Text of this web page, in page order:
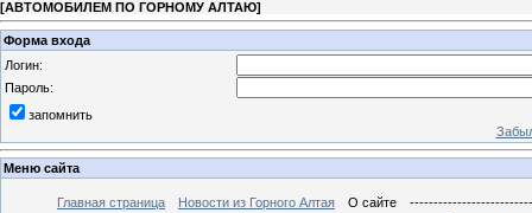
[АВТОМОБИЛЕМ ПО ГОРНОМУ АЛТАЮ]
Форма входа
Логин:
Пароль:
запомнить
Меню сайта
Главная страница Новости из Горного Алтая О сайте